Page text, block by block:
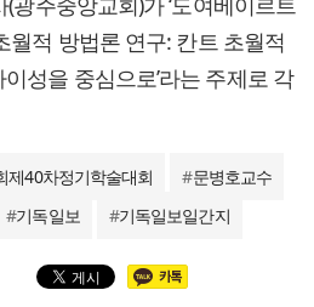
월적 방법론 연구: 칸트 초월적
성을 중심으로’라는 주제로 각
제40차정기학술대회 #문병호교수
#기독일보 #기독일보일간지